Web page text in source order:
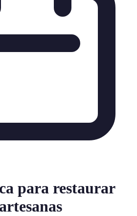
para restaurar